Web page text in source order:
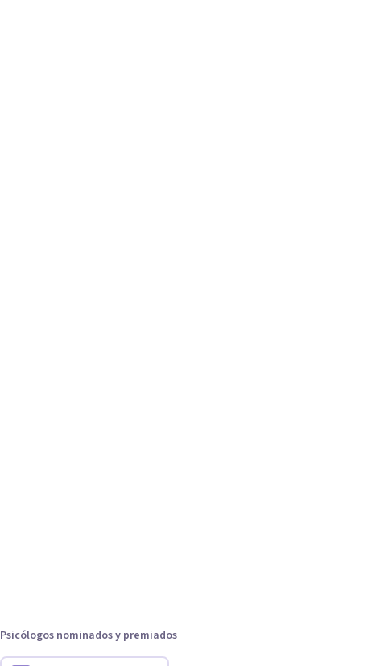
Psicólogos nominados y premiados